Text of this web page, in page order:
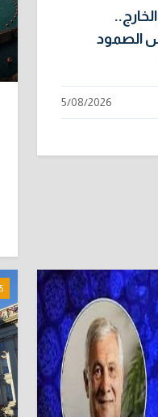
الصمود
5/08/2026